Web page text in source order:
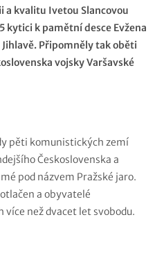
kvalitu Ivetou Slancovou
kytici k pamětní desce Evžena
Jihlavě. Připomněly tak oběti
vojsky Varšavské
pěti komunistických zemí
Československa a
pod názvem Pražské jaro.
a obyvatelé
více než dvacet let svobodu.